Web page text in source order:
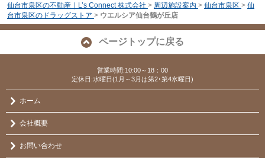
仙台市泉区の不動産｜L’s Connect 株式会社 > 周辺施設案内 > 仙台市泉区 > 仙
台市泉区のドラッグストア > ウエルシア仙台鶴が丘店
ページトップに戻る
営業時間:10:00～18：00
定休日:水曜日(1月～3月は第2･第4水曜日)
ホーム
会社概要
お問い合わせ